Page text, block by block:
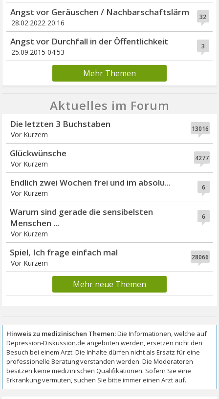
32
Angst vor Geräuschen / Nachbarschaftslärm
28.02.2022 20:16
3
Angst vor Durchfall in der Öffentlichkeit
25.09.2015 04:53
Mehr Themen
Aktuelles im Forum
13016
Die letzten 3 Buchstaben
Vor Kurzem
4277
Glückwünsche
Vor Kurzem
6
Endlich zwei Wochen frei und im absolu...
Vor Kurzem
6
Warum sind gerade die sensibelsten
Menschen ...
Vor Kurzem
28066
Spiel, Ich frage einfach mal
Vor Kurzem
Mehr neue Themen